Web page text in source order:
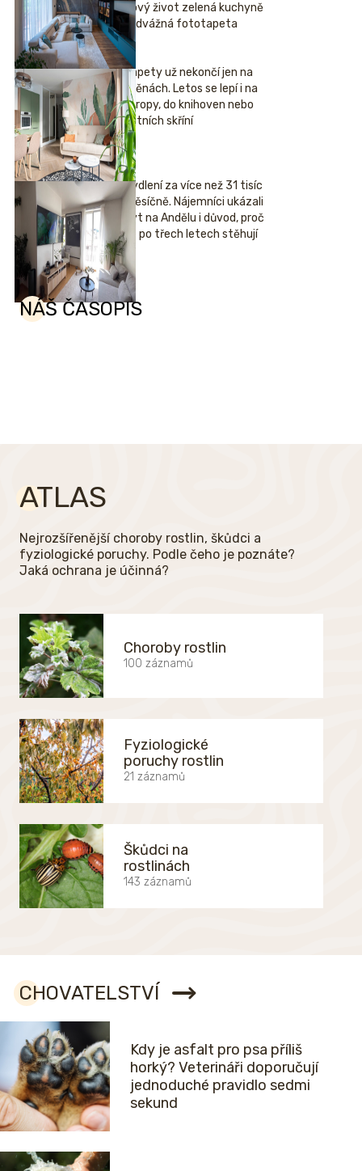
nový život zelená kuchyně
i odvážná fototapeta
Tapety už nekončí jen na
stěnách. Letos se lepí i na
stropy, do knihoven nebo
šatních skříní
Bydlení za více než 31 tisíc
měsíčně. Nájemníci ukázali
byt na Andělu i důvod, proč
se po třech letech stěhují
NÁŠ ČASOPIS
ATLAS
Nejrozšířenější choroby rostlin, škůdci a
fyziologické poruchy. Podle čeho je poznáte?
Jaká ochrana je účinná?
Choroby rostlin
100 záznamů
Fyziologické
poruchy rostlin
21 záznamů
Škůdci na
rostlinách
143 záznamů
CHOVATELSTVÍ
Kdy je asfalt pro psa příliš
horký? Veterináři doporučují
jednoduché pravidlo sedmi
sekund